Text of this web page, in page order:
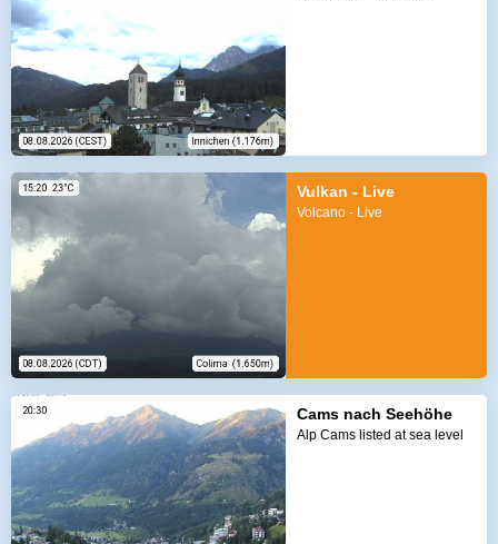
Vulkan - Live
Volcano - Live
Cams nach Seehöhe
Alp Cams listed at sea level